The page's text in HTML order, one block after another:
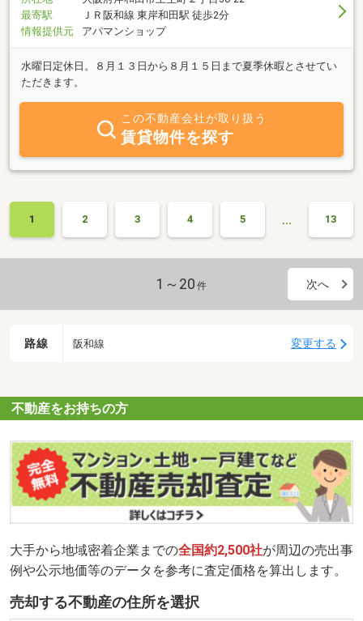
最寄駅
ＪＲ阪和線 東岸和田駅 徒歩2分
情報提供元
アパマンショップ
水曜日定休日。８月１３日から８月１５日まで夏季休暇とさせてい
ただきます。
この不動産会社が取り扱う
賃貸物件を探す
1 2 3 4 5 … 13
1～20 件 次へ
路線 阪和線 変更する
不動産をお持ちの方
大手から地域密着企業までの全国約2,500社が周辺の売出事
例や公示地価等のデータを参考に査定価格を算出します。
売却する不動産の住所を選択